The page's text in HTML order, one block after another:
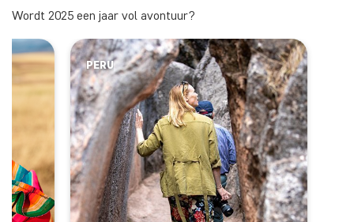
Wordt 2025 een jaar vol avontuur?
PERU